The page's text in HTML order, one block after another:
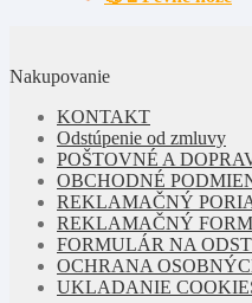
Nakupovanie
KONTAKT
Odstúpenie od zmluvy
POŠTOVNÉ A
OBCHODNÉ
REKLAMAČNÝ
REKLAMAČNÝ
FORMULÁR NA
OCHRANA
UKLADANIE